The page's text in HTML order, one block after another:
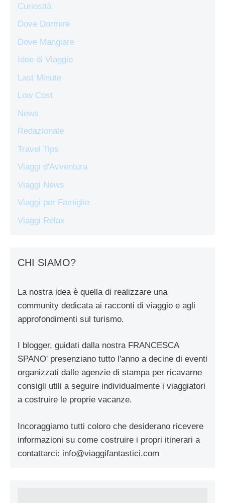
Curiosità
Dove Dormire
Dove Mangiare
Idee di Viaggio
Last Minute
Low Cost
News
Redazionale
Travel Tips
Viaggi d'Avventura
Viaggi News
Viaggi per Famiglie
Viaggi Relax
CHI SIAMO?
La nostra idea è quella di realizzare una
community dedicata ai racconti di viaggio e agli
approfondimenti sul turismo.
I blogger, guidati dalla nostra FRANCESCA
SPANO' presenziano tutto l'anno a decine di eventi
organizzati dalle agenzie di stampa per ricavarne
consigli utili a seguire individualmente i viaggiatori
a costruire le proprie vacanze.
Incoraggiamo tutti coloro che desiderano ricevere
informazioni su come costruire i propri itinerari a
contattarci: info@viaggifantastici.com